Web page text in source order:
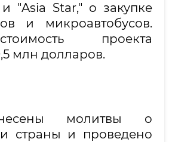
"Asia Star," о закупке
и микроавтобусов.
проекта
млн долларов.
молитвы о
страны и проведено